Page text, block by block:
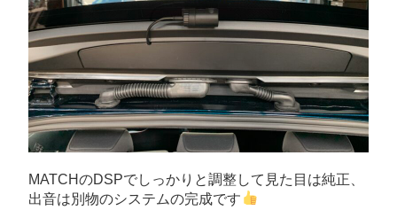
MATCHのDSPでしっかりと調整して見た目は純正、
出音は別物のシステムの完成です